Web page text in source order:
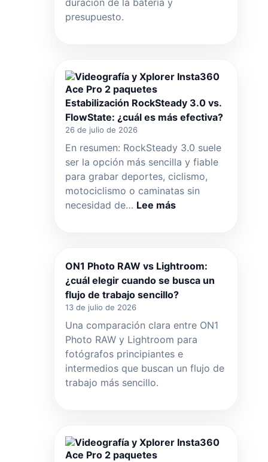
duración de la batería y
presupuesto.
Estabilización RockSteady 3.0 vs.
FlowState: ¿cuál es más efectiva?
26 de julio de 2026
En resumen: RockSteady 3.0 suele
ser la opción más sencilla y fiable
para grabar deportes, ciclismo,
motociclismo o caminatas sin
necesidad de… Lee más:
FlowState:
¿cuál
es
ON1 Photo RAW vs Lightroom:
¿cuál elegir cuando se busca un
flujo de trabajo sencillo?
13 de julio de 2026
Una comparación clara entre ON1
Photo RAW y Lightroom para
fotógrafos principiantes e
intermedios que buscan un flujo de
trabajo más sencillo.